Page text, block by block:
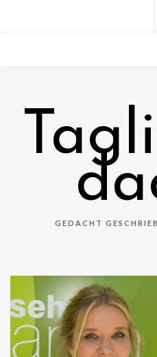
GEDACHT